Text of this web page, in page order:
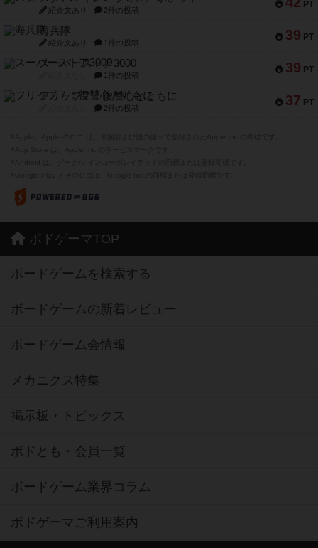
PT
紹介文あり 2件の投稿
39 PT
海兵隊
紹介文あり 1件の投稿
39 PT
スーパーストア3000
1件の投稿
37 PT
フリップ７：復讐心とともに
2件の投稿
ボドゲーマTOP
ボードゲームを検索する
ボードゲームの新着レビュー
ボードゲーム会情報
メカニクス特集
掲示板・トピックス
ボドとも・会員一覧
ボードゲーム業界コラム
ボドゲーマご利用案内